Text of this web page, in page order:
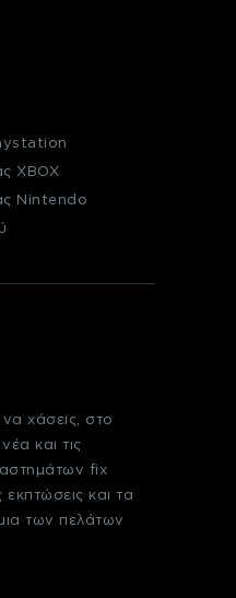
XBOX
Nintendo
χάσεις, στο
και τις
fix
εκπτώσεις και τα
των πελάτων